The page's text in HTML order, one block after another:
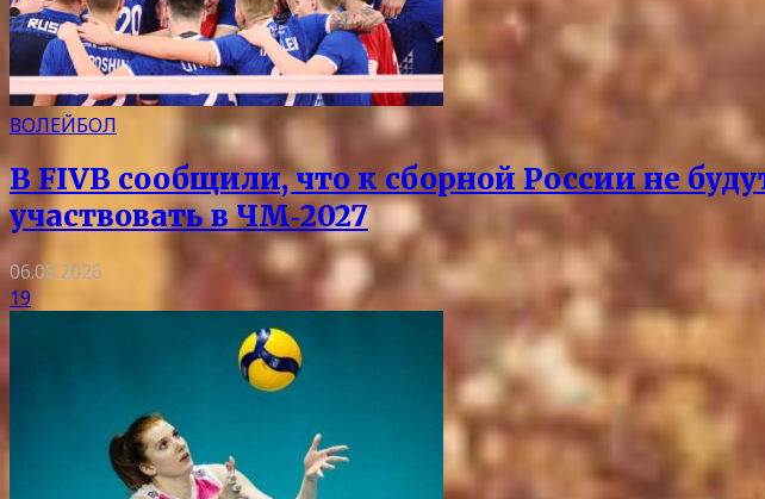
ВОЛЕЙБОЛ
В FIVB сообщили, что к сборной России не
участвовать в ЧМ‑2027
06.08.2026
19